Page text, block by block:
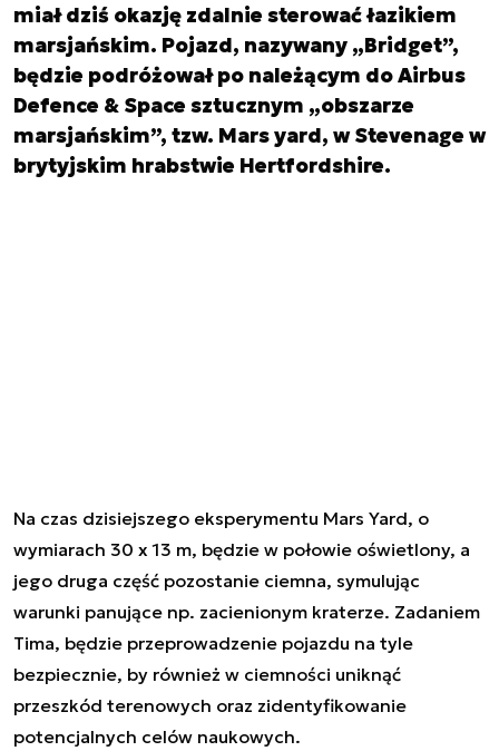
miał dziś okazję zdalnie sterować łazikiem
marsjańskim. Pojazd, nazywany „Bridget”,
będzie podróżował po należącym do Airbus
Defence & Space sztucznym „obszarze
marsjańskim”, tzw. Mars yard, w Stevenage w
brytyjskim hrabstwie Hertfordshire.
Na czas dzisiejszego eksperymentu Mars Yard, o
wymiarach 30 x 13 m, będzie w połowie oświetlony, a
jego druga część pozostanie ciemna, symulując
warunki panujące np. zacienionym kraterze. Zadaniem
Tima, będzie przeprowadzenie pojazdu na tyle
bezpiecznie, by również w ciemności uniknąć
przeszkód terenowych oraz zidentyfikowanie
potencjalnych celów naukowych.